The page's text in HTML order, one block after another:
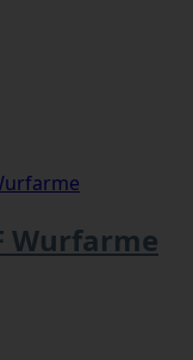
Wurfarme